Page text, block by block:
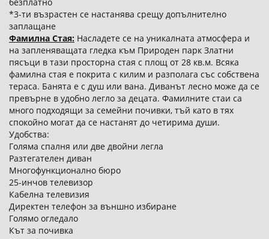
*3-ти възрастен се настанява срещу допълнително
заплащане
Фамилна Стая: Насладете се на уникалната атмосфера и
на запленяващата гледка към Природен парк Златни
пясъци в тази просторна стая с площ от 28 кв.м. Всяка
фамилна стая е покрита с килим и разполага със собствена
тераса. Банята е с душ или вана. Диванът лесно може да се
превърне в удобно легло за децата. Фамилните стаи са
много подходящи за семейни почивки, тъй като в тях
спокойно могат да се настанят до четирима души.
Удобства:
Голяма спалня или две двойни легла
Разтегателен диван
Многофункционално бюро
25-инчов телевизор
Кабелна телевизия
Директен телефон за външно избиране
Голямо огледало
Кът за почивка